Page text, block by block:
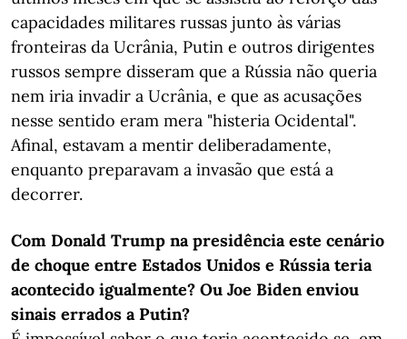
capacidades militares russas junto às várias
fronteiras da Ucrânia, Putin e outros dirigentes
russos sempre disseram que a Rússia não queria
nem iria invadir a Ucrânia, e que as acusações
nesse sentido eram mera "histeria Ocidental".
Afinal, estavam a mentir deliberadamente,
enquanto preparavam a invasão que está a
decorrer.
Com Donald Trump na presidência este cenário
de choque entre Estados Unidos e Rússia teria
acontecido igualmente? Ou Joe Biden enviou
sinais errados a Putin?